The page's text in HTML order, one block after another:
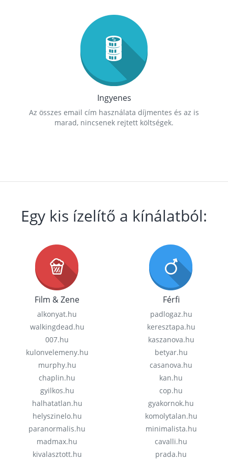
Ingyenes
Az összes email cím használata díjmentes és az is
marad, nincsenek rejtett költségek.
Egy kis ízelítő a kínálatból:
Film & Zene
alkonyat.hu
walkingdead.hu
007.hu
kulonvelemeny.hu
murphy.hu
chaplin.hu
gyilkos.hu
halhatatlan.hu
helyszinelo.hu
paranormalis.hu
madmax.hu
kivalasztott.hu
Férfi
padlogaz.hu
keresztapa.hu
kaszanova.hu
betyar.hu
casanova.hu
kan.hu
cop.hu
gyakornok.hu
komolytalan.hu
minimalista.hu
cavalli.hu
prada.hu